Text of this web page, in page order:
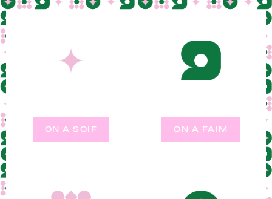
ON A SOIF ON A FAIM